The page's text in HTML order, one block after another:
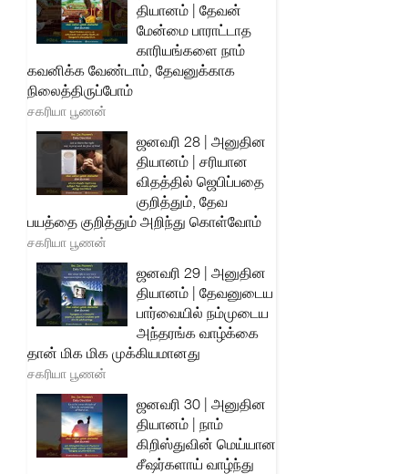
தியானம் | தேவன்
மேன்மை பாராட்டாத
காரியங்களை நாம்
கவனிக்க வேண்டாம், தேவனுக்காக
நிலைத்திருப்போம்
சகரியா பூணன்
ஜனவரி 28 | அனுதின
தியானம் | சரியான
விதத்தில் ஜெபிப்பதை
குறித்தும், தேவ
பயத்தை குறித்தும் அறிந்து கொள்வோம்
சகரியா பூணன்
ஜனவரி 29 | அனுதின
தியானம் | தேவனுடைய
பார்வையில் நம்முடைய
அந்தரங்க வாழ்க்கை
தான் மிக மிக முக்கியமானது
சகரியா பூணன்
ஜனவரி 30 | அனுதின
தியானம் | நாம்
கிறிஸ்துவின் மெய்யான
சீஷர்களாய் வாழ்ந்து